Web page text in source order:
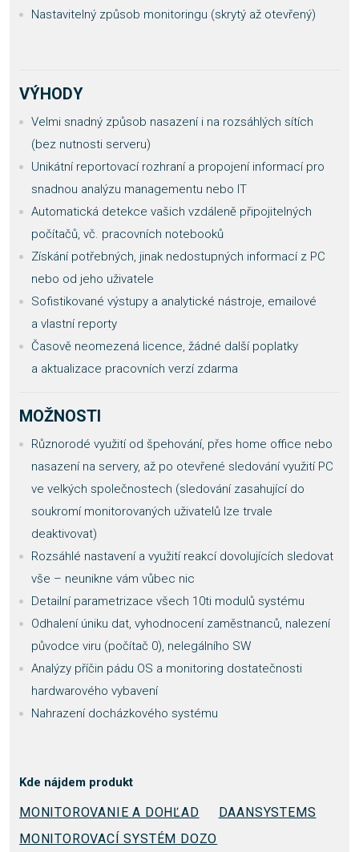
Nastavitelný způsob monitoringu (skrytý až otevřený)
VÝHODY
Velmi snadný způsob nasazení i na rozsáhlých sítích
(bez nutnosti serveru)
Unikátní reportovací rozhraní a propojení informací pro
snadnou analýzu managementu nebo IT
Automatická detekce vašich vzdáleně připojitelných
počítačů, vč. pracovních notebooků
Získání potřebných, jinak nedostupných informací z PC
nebo od jeho uživatele
Sofistikované výstupy a analytické nástroje, emailové
a vlastní reporty
Časově neomezená licence, žádné další poplatky
a aktualizace pracovních verzí zdarma
MOŽNOSTI
Různorodé využití od špehování, přes home office nebo
nasazení na servery, až po otevřené sledování využití PC
ve velkých společnostech (sledování zasahující do
soukromí monitorovaných uživatelů lze trvale
deaktivovat)
Rozsáhlé nastavení a využití reakcí dovolujících sledovat
vše – neunikne vám vůbec nic
Detailní parametrizace všech 10ti modulů systému
Odhalení úniku dat, vyhodnocení zaměstnanců, nalezení
původce viru (počítač 0), nelegálního SW
Analýzy příčin pádu OS a monitoring dostatečnosti
hardwarového vybavení
Nahrazení docházkového systému
Kde nájdem produkt
MONITOROVANIE A DOHĽAD
DAANSYSTEMS
MONITOROVACÍ SYSTÉM DOZO